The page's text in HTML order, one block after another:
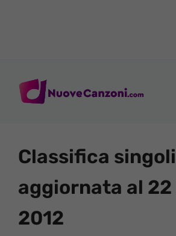
Classifica
aggiornata al
2012